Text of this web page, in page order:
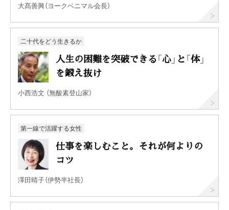
大髙善興（ヨークベニマル会長）
二十代をどう生きるか
人生の困難を突破できる「心」と「体」
を鍛え抜け
小西浩文 （無酸素登山家）
第一線で活躍する女性
仕事を楽しむこと。それが何よりの
コツ
澤田晴子（伊勢半社長）